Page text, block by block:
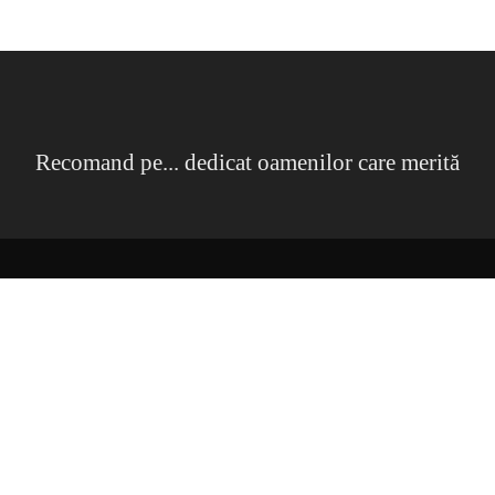
Recomand pe... dedicat oamenilor care merită